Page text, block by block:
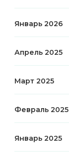
Январь 2026
Апрель 2025
Март 2025
Февраль 2025
Январь 2025